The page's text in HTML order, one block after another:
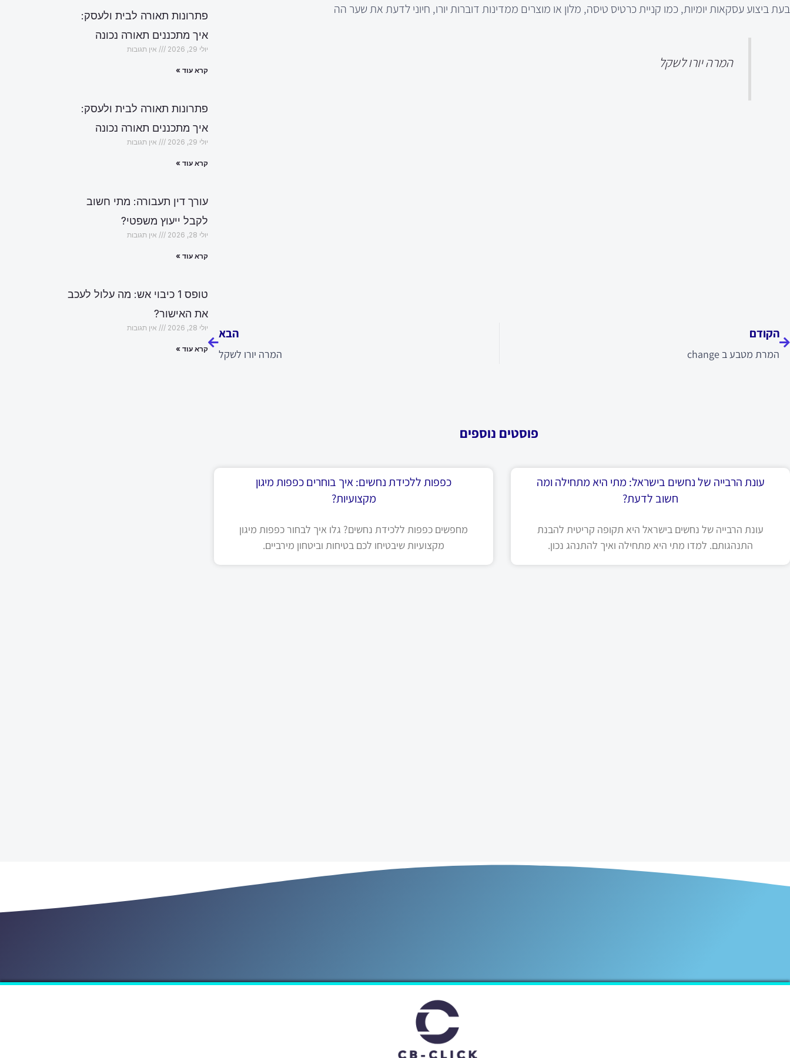
בעת ביצוע עסקאות יומיות, כמו קניית כרטיס טיסה, מלון או מוצרים ממדינות דוברות יורו, חיוני לדעת את שער הה
המרה יורו לשקל
הקודם
המרת מטבע ב change
הבא
המרה יורו לשקל
פוסטים נוספים
עונת הרבייה של נחשים בישראל: מתי היא מתחילה ומה
חשוב לדעת?
עונת הרבייה של נחשים בישראל היא תקופה קריטית להבנת
התנהגותם. למדו מתי היא מתחילה ואיך להתנהג נכון.
כפפות ללכידת נחשים: איך בוחרים כפפות מיגון
מקצועיות?
מחפשים כפפות ללכידת נחשים? גלו איך לבחור כפפות מיגון
מקצועיות שיבטיחו לכם בטיחות וביטחון מירביים.
פתרונות תאורה לבית ולעסק:
איך מתכננים תאורה נכונה
יולי 29, 2026 אין תגובות
קרא עוד »
פתרונות תאורה לבית ולעסק:
איך מתכננים תאורה נכונה
יולי 29, 2026 אין תגובות
קרא עוד »
עורך דין תעבורה: מתי חשוב
לקבל ייעוץ משפטי?
יולי 28, 2026 אין תגובות
קרא עוד »
טופס 1 כיבוי אש: מה עלול לעכב
את האישור?
יולי 28, 2026 אין תגובות
קרא עוד »